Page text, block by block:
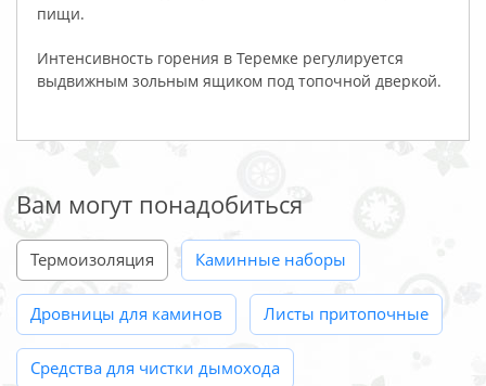
пищи.
Интенсивность горения в Теремке регулируется
выдвижным зольным ящиком под топочной дверкой.
Вам могут понадобиться
Термоизоляция Каминные наборы
Дровницы для каминов Листы притопочные
Средства для чистки дымохода